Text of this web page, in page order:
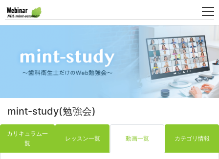
新
規
登
録
mint-study(勉強会)
カリキュラム一
覧
レッスン一覧 動画一覧 カテゴリ情報